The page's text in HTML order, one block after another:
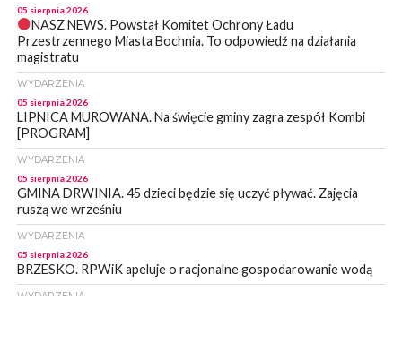
05 sierpnia 2026
NASZ NEWS. Powstał Komitet Ochrony Ładu
Przestrzennego Miasta Bochnia. To odpowiedź na działania
magistratu
WYDARZENIA
05 sierpnia 2026
LIPNICA MUROWANA. Na święcie gminy zagra zespół Kombi
[PROGRAM]
WYDARZENIA
05 sierpnia 2026
GMINA DRWINIA. 45 dzieci będzie się uczyć pływać. Zajęcia
ruszą we wrześniu
WYDARZENIA
05 sierpnia 2026
BRZESKO. RPWiK apeluje o racjonalne gospodarowanie wodą
WYDARZENIA